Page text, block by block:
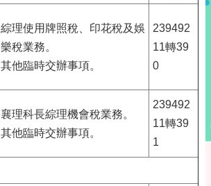
綜理使用牌照稅、印花稅及娛
樂稅業務。
其他臨時交辦事項。
239492
11轉39
0
襄理科長綜理機會稅業務。
其他臨時交辦事項。
239492
11轉39
1